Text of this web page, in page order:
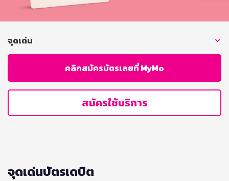
บริการออนไลน์
จุดเด่น
คลิกสมัครบัตรเลยที่ MyMo
สมัครใช้บริการ
จุดเด่นบัตรเดบิต